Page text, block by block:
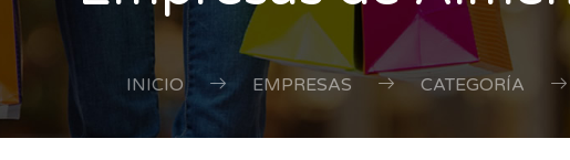
INICIO EMPRESAS CATEGORÍA